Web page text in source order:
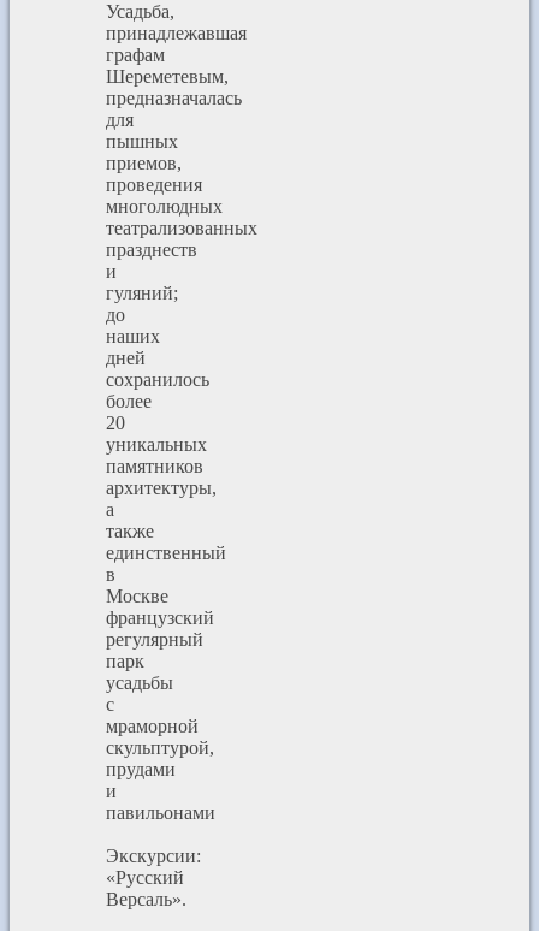
Усадьба,
принадлежавшая
графам
Шереметевым,
предназначалась
для
пышных
приемов,
проведения
многолюдных
театрализованных
празднеств
и
гуляний;
до
наших
дней
сохранилось
более
20
уникальных
памятников
архитектуры,
а
также
единственный
в
Москве
французский
регулярный
парк
усадьбы
с
мраморной
скульптурой,
прудами
и
павильонами
Экскурсии:
«Русский
Версаль».